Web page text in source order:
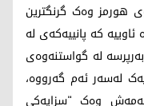
هورمز وەک گرنگترین
کە پانییەکەی لە
33 کیلۆمەترە، بەرپرسە لە گواستنەوەی
لەسەر ئەم گەرووە،
ئەمەش وەک "سزایەکی